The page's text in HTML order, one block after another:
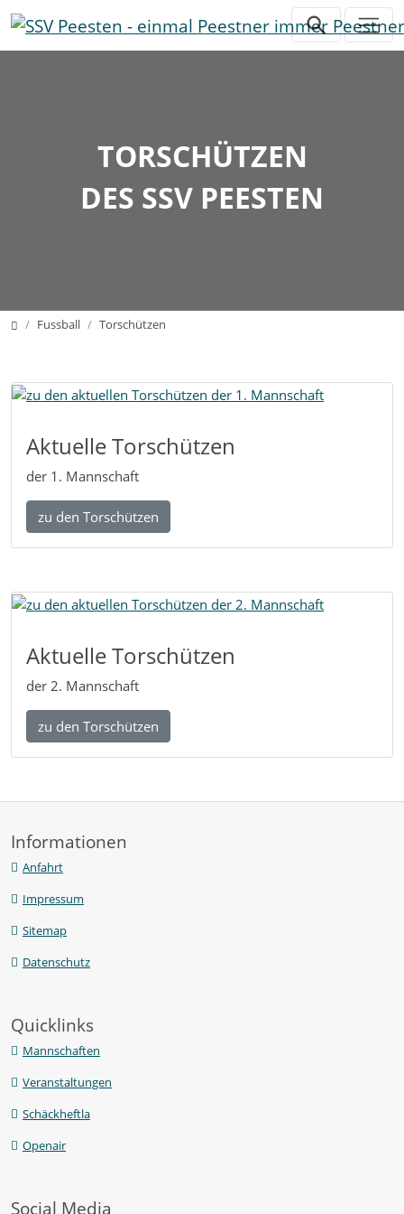
Direkt zur Hauptnavigation springen
Direkt zum Inhalt springen
Zur Unternavigation springen
TORSCHÜTZEN
DES SSV PEESTEN
HomeFussball Torschützen
Aktuelle Torschützen
der 1. Mannschaft
zu den Torschützen
Aktuelle Torschützen
der 2. Mannschaft
zu den Torschützen
Informationen
Anfahrt
Impressum
Sitemap
Datenschutz
Quicklinks
Mannschaften
Veranstaltungen
Schäckheftla
Openair
Social Media